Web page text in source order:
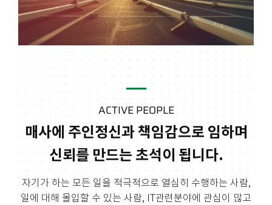
ACTIVE PEOPLE
매사에 주인정신과 책임감으로 임하며
신뢰를 만드는 초석이 됩니다.
자기가 하는 모든 일을 적극적으로 열심히 수행하는 사람,
일에 대해 몰입할 수 있는 사람,
IT관련분야에 관심이 많고